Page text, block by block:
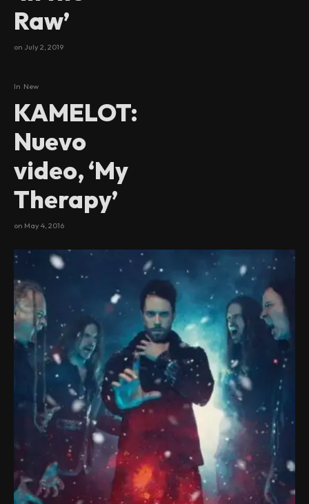
Raw’
on July 2, 2019
In New
KAMELOT:
Nuevo
video, ‘My
Therapy’
on May 4, 2016